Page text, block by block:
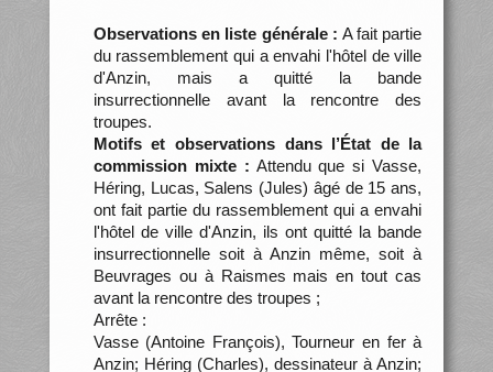
Observations en liste générale : A fait partie
du rassemblement qui a envahi l'hôtel de ville
d'Anzin, mais a quitté la bande
insurrectionnelle avant la rencontre des
troupes.
Motifs et observations dans l’État de la
commission mixte : Attendu que si Vasse,
Héring, Lucas, Salens (Jules) âgé de 15 ans,
ont fait partie du rassemblement qui a envahi
l'hôtel de ville d'Anzin, ils ont quitté la bande
insurrectionnelle soit à Anzin même, soit à
Beuvrages ou à Raismes mais en tout cas
avant la rencontre des troupes ;
Arrête :
Vasse (Antoine François), Tourneur en fer à
Anzin; Héring (Charles), dessinateur à Anzin;